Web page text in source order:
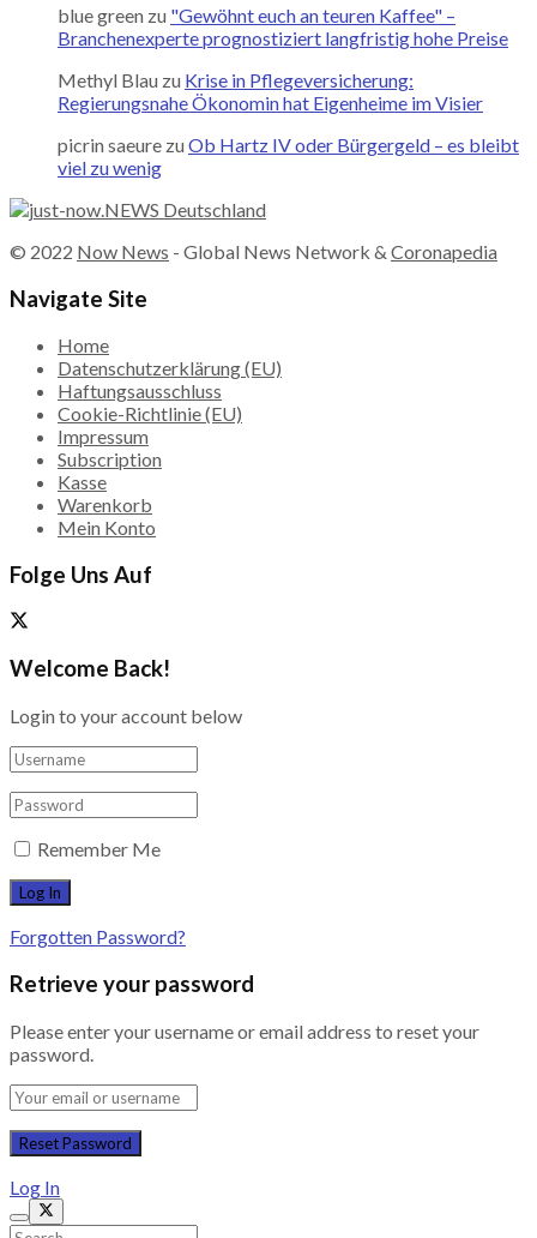
blue green zu "Gewöhnt euch an teuren Kaffee" –
Branchenexperte prognostiziert langfristig hohe Preise
Methyl Blau zu Krise in Pflegeversicherung:
Regierungsnahe Ökonomin hat Eigenheime im Visier
picrin saeure zu Ob Hartz IV oder Bürgergeld – es bleibt
viel zu wenig
© 2022 Now News - Global News Network & Coronapedia
Navigate Site
Home
Datenschutzerklärung (EU)
Haftungsausschluss
Cookie-Richtlinie (EU)
Impressum
Subscription
Kasse
Warenkorb
Mein Konto
Folge Uns Auf
Welcome Back!
Login to your account below
Remember Me
Forgotten Password?
Retrieve your password
Please enter your username or email address to reset your
password.
Log In